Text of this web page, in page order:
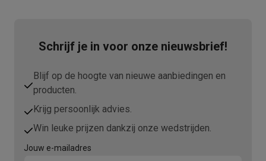
Schrijf je in voor onze nieuwsbrief!
Blijf op de hoogte van nieuwe aanbiedingen en
producten.
Krijg persoonlijk advies.
Win leuke prijzen dankzij onze wedstrijden.
Jouw e-mailadres